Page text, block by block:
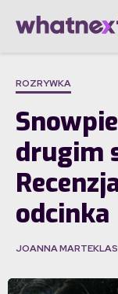
ROZRYWKA
drugim
odcinka
JOANNA MARTEKLAS